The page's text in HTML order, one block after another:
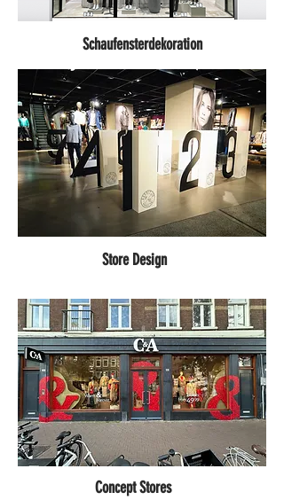
Schaufensterdekoration
Store Design
Concept Stores